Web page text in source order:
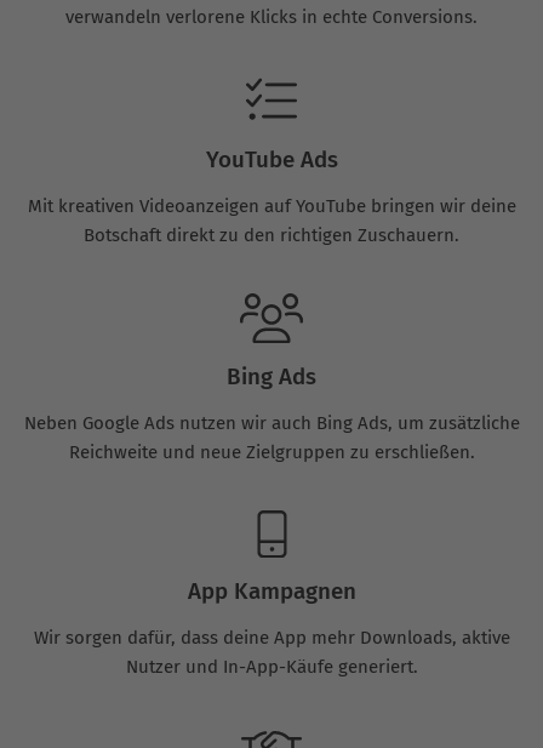
verwandeln verlorene Klicks in echte Conversions.
YouTube Ads
Mit kreativen Videoanzeigen auf YouTube bringen wir deine
Botschaft direkt zu den richtigen Zuschauern.
Bing Ads
Neben Google Ads nutzen wir auch Bing Ads, um zusätzliche
Reichweite und neue Zielgruppen zu erschließen.
App Kampagnen
Wir sorgen dafür, dass deine App mehr Downloads, aktive
Nutzer und In-App-Käufe generiert.